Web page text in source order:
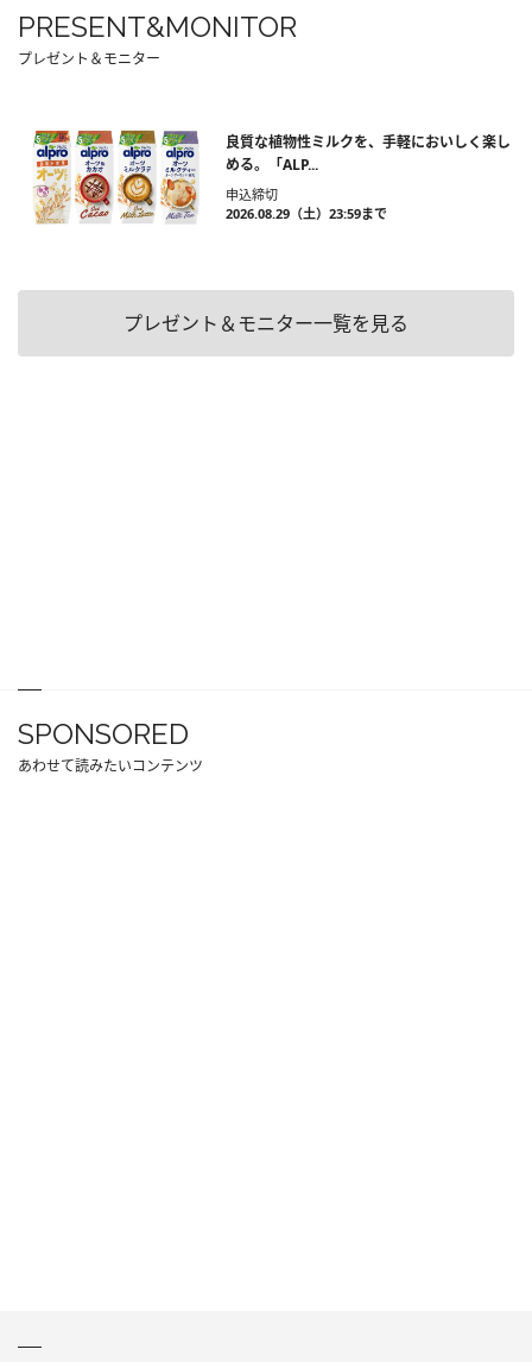
PRESENT&MONITOR
プレゼント＆モニター
良質な植物性ミルクを、手軽においしく楽し
める。「ALP...
申込締切
2026.08.29（土）23:59まで
プレゼント＆モニター一覧を見る
SPONSORED
あわせて読みたいコンテンツ